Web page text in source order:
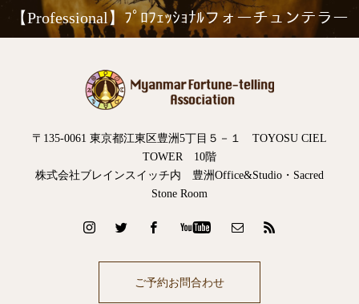
【Professional】ﾌﾟﾛﾌｪｯｼｮﾅﾙフォーチュンテラー
〒135-0061 東京都江東区豊洲5丁目５－１ TOYOSU CIEL
TOWER 10階
株式会社ブレインスイッチ内 豊洲Office&Studio・Sacred
Stone Room
ご予約お問合わせ